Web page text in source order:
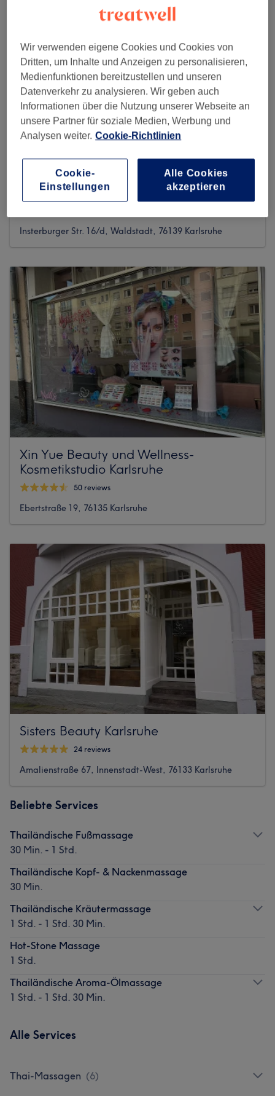
Beauty by Jenny - Karlsruhe
Insterburger Str. 16/d, Waldstadt, 76139 Karlsruhe
Xin Yue Beauty und Wellness-
Kosmetikstudio Karlsruhe
50 reviews
Ebertstraße 19, 76135 Karlsruhe
Sisters Beauty Karlsruhe
24 reviews
Amalienstraße 67, Innenstadt-West, 76133 Karlsruhe
Beliebte Services
Thailändische Fußmassage
30 Min. - 1 Std.
Thailändische Kopf- & Nackenmassage
30 Min.
Thailändische Kräutermassage
1 Std. - 1 Std. 30 Min.
Hot-Stone Massage
1 Std.
Thailändische Aroma-Ölmassage
1 Std. - 1 Std. 30 Min.
Alle Services
Thai-Massagen (6)
Wir verwenden eigene Cookies und Cookies von
Dritten, um Inhalte und Anzeigen zu personalisieren,
Medienfunktionen bereitzustellen und unseren
Datenverkehr zu analysieren. Wir geben auch
Informationen über die Nutzung unserer Webseite an
unsere Partner für soziale Medien, Werbung und
Analysen weiter. Cookie-Richtlinien
Cookie-
Einstellungen
Alle Cookies
akzeptieren